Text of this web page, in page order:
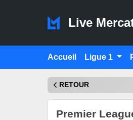
Live
Accueil Ligue 1
RETOUR
Premier